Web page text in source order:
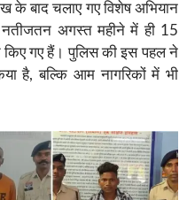
के बाद चलाए गए विशेष अभियान
अगस्त महीने में ही 15
किए गए हैं। पुलिस की इस पहल ने
है, बल्कि आम नागरिकों में भी